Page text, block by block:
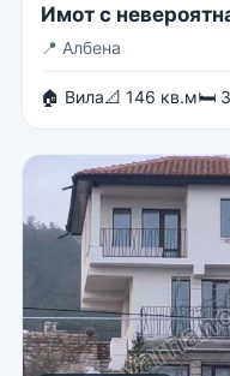
Имот с
📍 Албена
🏠 Вила📐 146 кв.м🛏 3